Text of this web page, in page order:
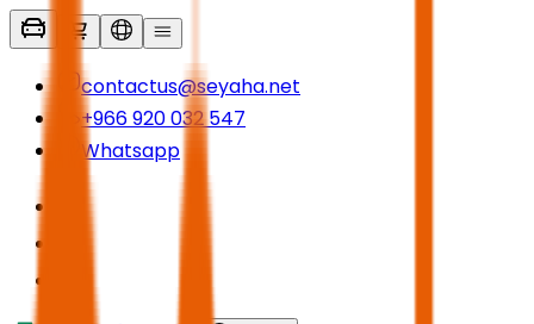
contactus@seyaha.net
+966 920 032 547
Whatsapp